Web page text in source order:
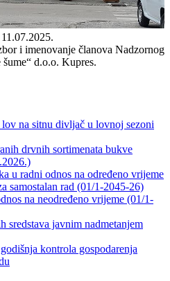
i imenovanje članova Nadzornog
d.o.o. Kupres.
na sitnu divljač u lovnoj sezoni
drvnih sortimenata bukve
u radni odnos na određeno vrijeme
samostalan rad (01/1-2045-26)
na neodređeno vrijeme (01/1-
sredstava javnim nadmetanjem
kontrola gospodarenja